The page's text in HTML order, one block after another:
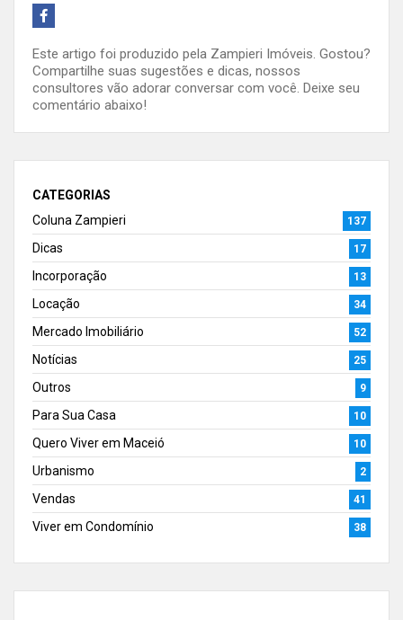
Este artigo foi produzido pela Zampieri Imóveis. Gostou?
Compartilhe suas sugestões e dicas, nossos
consultores vão adorar conversar com você. Deixe seu
comentário abaixo!
CATEGORIAS
Coluna Zampieri
137
Dicas 17
Incorporação 13
Locação 34
Mercado Imobiliário 52
Notícias 25
Outros 9
Para Sua Casa 10
Quero Viver em Maceió 10
Urbanismo 2
Vendas 41
Viver em Condomínio 38